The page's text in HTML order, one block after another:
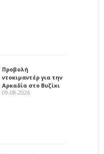
Προβολή
ντοκιμαντέρ για την
Αρκαδία στο Βυζίκι
09-08-2026